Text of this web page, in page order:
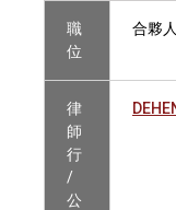
職
位
合夥人
律
師
行
/
公